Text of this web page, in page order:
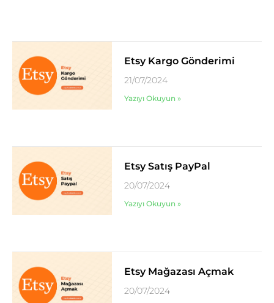
Etsy Kargo Gönderimi
21/07/2024
Yazıyı Okuyun »
Etsy Satış PayPal
20/07/2024
Yazıyı Okuyun »
Etsy Mağazası Açmak
20/07/2024